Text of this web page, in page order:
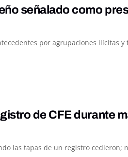
señalado como
por agrupaciones ilícitas y
de CFE durante
las tapas de un registro cedieron;